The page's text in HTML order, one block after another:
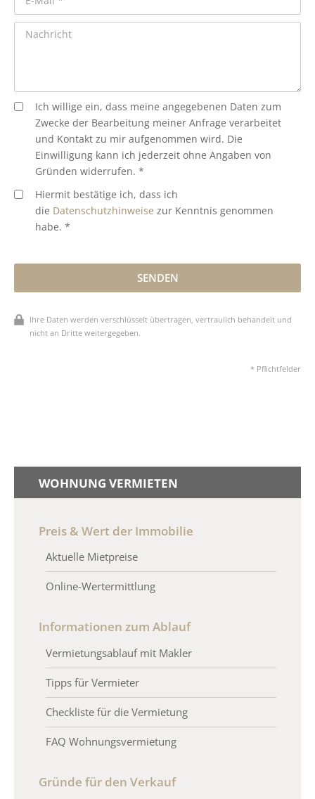
Ich willige ein, dass meine angegebenen Daten zum
Zwecke der Bearbeitung meiner Anfrage verarbeitet
und Kontakt zu mir aufgenommen wird. Die
Einwilligung kann ich jederzeit ohne Angaben von
Gründen widerrufen. *
Hiermit bestätige ich, dass ich
die Datenschutzhinweise zur Kenntnis genommen
habe. *
SENDEN
Ihre Daten werden verschlüsselt übertragen, vertraulich behandelt und
nicht an Dritte weitergegeben.
* Pflichtfelder
WOHNUNG VERMIETEN
Preis & Wert der Immobilie
Aktuelle Mietpreise
Online-Wertermittlung
Informationen zum Ablauf
Vermietungsablauf mit Makler
Tipps für Vermieter
Checkliste für die Vermietung
FAQ Wohnungsvermietung
Gründe für den Verkauf